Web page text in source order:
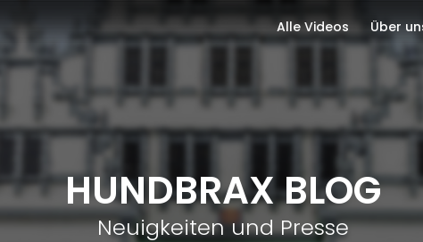
Alle Videos Über
HUNDBRAX BLOG
Neuigkeiten und Presse